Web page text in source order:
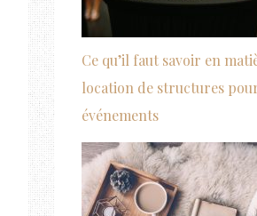
Ce qu’il faut savoir en
location de structures
événements